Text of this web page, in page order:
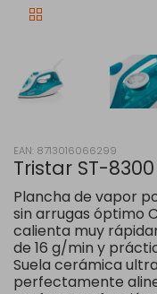
EAN: 8713016066299
Tristar ST-
Plancha de vapor
sin arrugas óptimo
calienta muy
de 16 g/min y
Suela cerámica
perfectamente